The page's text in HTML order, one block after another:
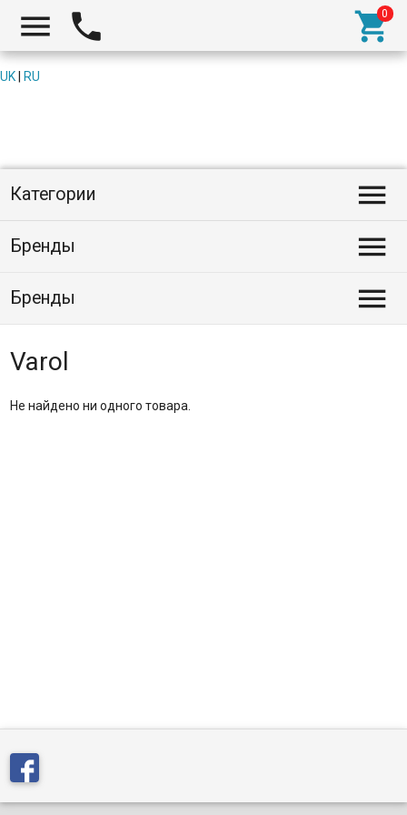
  
UK RU
Категории 
Бренды 
Бренды 
Varol
Не найдено ни одного товара.